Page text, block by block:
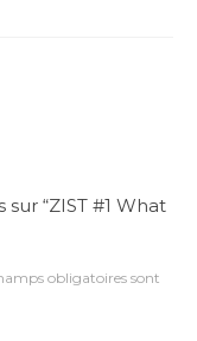
“ZIST #1 What
obligatoires sont